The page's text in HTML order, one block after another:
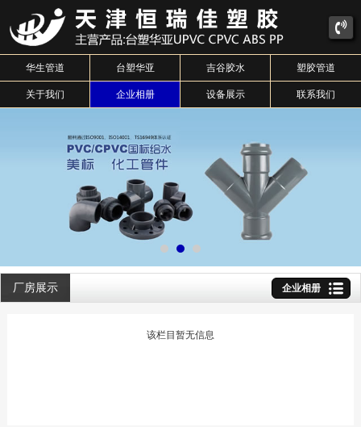
华生管道 台塑华亚 吉谷胶水 塑胶管道
关于我们 企业相册 设备展示 联系我们
厂房展示 企业相册
该栏目暂无信息